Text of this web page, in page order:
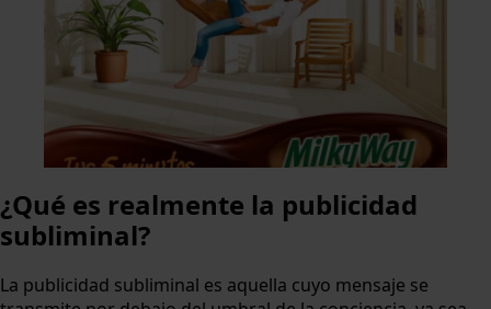
¿Qué es realmente la publicidad
subliminal?
La publicidad subliminal es aquella cuyo mensaje se